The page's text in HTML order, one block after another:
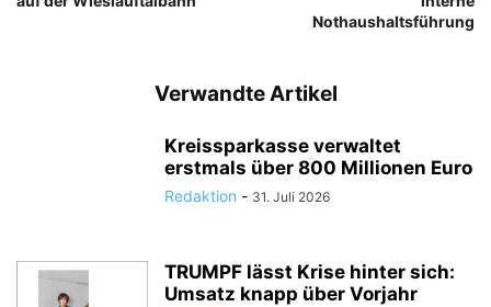
Nothaushaltsführung
Verwandte Artikel
Kreissparkasse verwaltet
erstmals über 800 Millionen Euro
Redaktion - 31. Juli 2026
TRUMPF lässt Krise hinter sich:
Umsatz knapp über Vorjahr